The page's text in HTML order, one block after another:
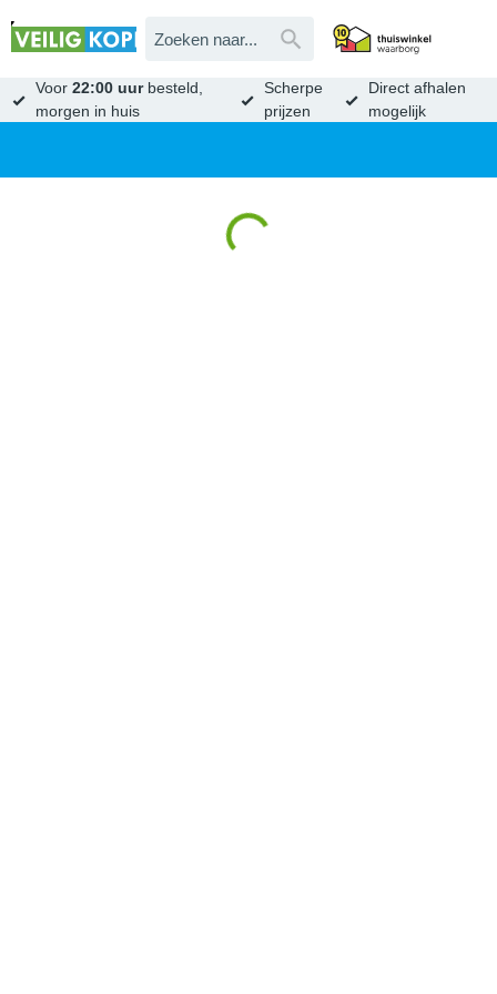
Voor22:00 uurbesteld,
morgen in huis
Scherpe
prijzen
Direct afhalen
mogelijk